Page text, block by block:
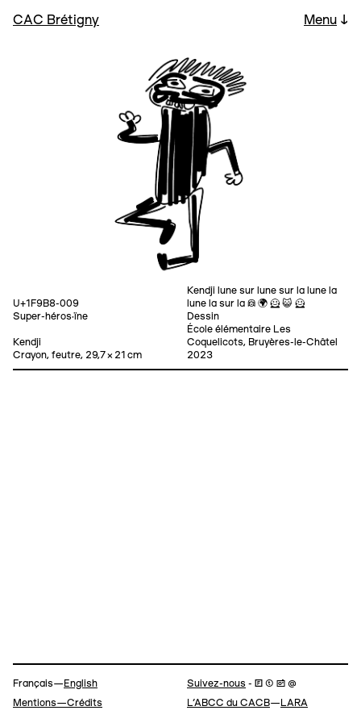
CAC Brétigny Menu ↓
U+1F9B8-009
Super-héros·ïne
Kendji lune sur lune sur la lune la
lune la sur la 👩 🌍 🦸 😺 🦸
Dessin
Kendji
Crayon, feutre, 29,7 × 21 cm
École élémentaire Les
Coquelicots, Bruyères-le-Châtel
2023
Navigation
Français— English Suivez-nous - 🄵 ⓣ 📷 @
Mentions—Crédits L’ABCC du CACB— LARA